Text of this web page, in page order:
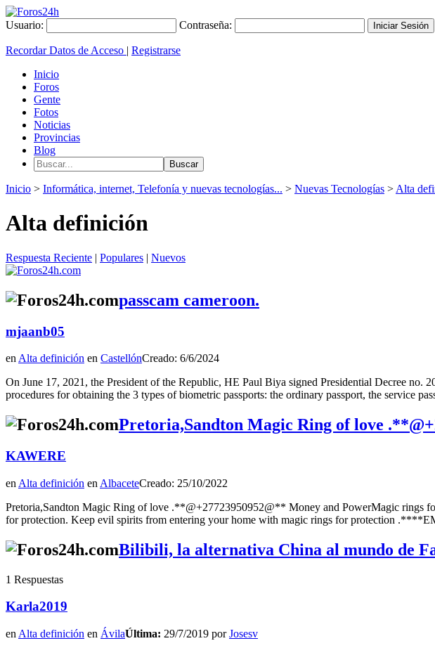
Usuario: Contraseña:
Recordar Datos de Acceso | Registrarse
Inicio
Foros
Gente
Fotos
Noticias
Provincias
Blog
Inicio > Informática, internet, Telefonía y nuevas tecnologías... > Nuevas Tecnologías > Alta
Alta definición
Respuesta Reciente | Populares | Nuevos
passcam cameroon.
mjaanb05
enAlta definición en CastellónCreado: 6/6/2024
On June 17, 2021, the President of the Republic, HE Paul Biya signed Presidential Decree no.
procedures for obtaining the 3 types of biometric passports: the ordinary passport, the service
Pretoria,Sandton Magic Ring of love
KAWERE
en Alta definición en AlbaceteCreado: 25/10/2022
Pretoria,Sandton Magic Ring of love .**@+27723950952@** Money and PowerMagic rings
for protection. Keep evil spirits from entering your home with magic rings for protection
Bilibili, la alternativa China al mundo de
1 Respuestas
Karla2019
en Alta definición en ÁvilaÚltima: 29/7/2019 porJosesv